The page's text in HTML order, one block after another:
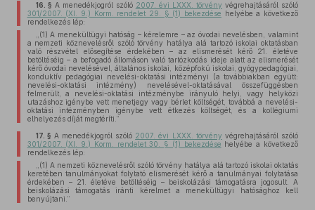
16. § A menedékjogról szóló 2007. évi LXXX. törvény végrehajtásáról szóló
301/2007. (XI. 9.) Korm. rendelet 29. § (1) bekezdése helyébe a következő
rendelkezés lép:
„(1) A menekültügyi hatóság – kérelemre – az óvodai nevelésben, valamint
a nemzeti köznevelésről szóló törvény hatálya alá tartozó iskolai oktatásban
való részvétel elősegítése érdekében – az elismerését kérő 21. életéve
betöltéséig – a befogadó állomáson való tartózkodás ideje alatt az elismerését
kérő óvodai nevelésével, általános iskolai, középfokú iskolai, gyógypedagógiai,
konduktív pedagógiai nevelési-oktatási intézményi (a továbbiakban együtt:
nevelési-oktatási intézmény) nevelésével-oktatásával összefüggésben
felmerült, a nevelési-oktatási intézménybe irányuló helyi, vagy helyközi
utazáshoz igénybe vett menetjegy vagy bérlet költségét, továbbá a nevelési-
oktatási intézményben igénybe vett étkezés költségét, és a kollégiumi
elhelyezés díját megtéríti.”
17. § A menedékjogról szóló 2007. évi LXXX. törvény végrehajtásáról szóló
301/2007. (XI. 9.) Korm. rendelet 30. § (1) bekezdése helyébe a következő
rendelkezés lép:
„(1) A nemzeti köznevelésről szóló törvény hatálya alá tartozó iskolai oktatás
keretében tanulmányokat folytató elismerését kérő a tanulmányai folytatása
érdekében – 21. életéve betöltéséig – beiskolázási támogatásra jogosult. A
beiskolázási támogatás iránti kérelmet a menekültügyi hatósághoz kell
benyújtani.”